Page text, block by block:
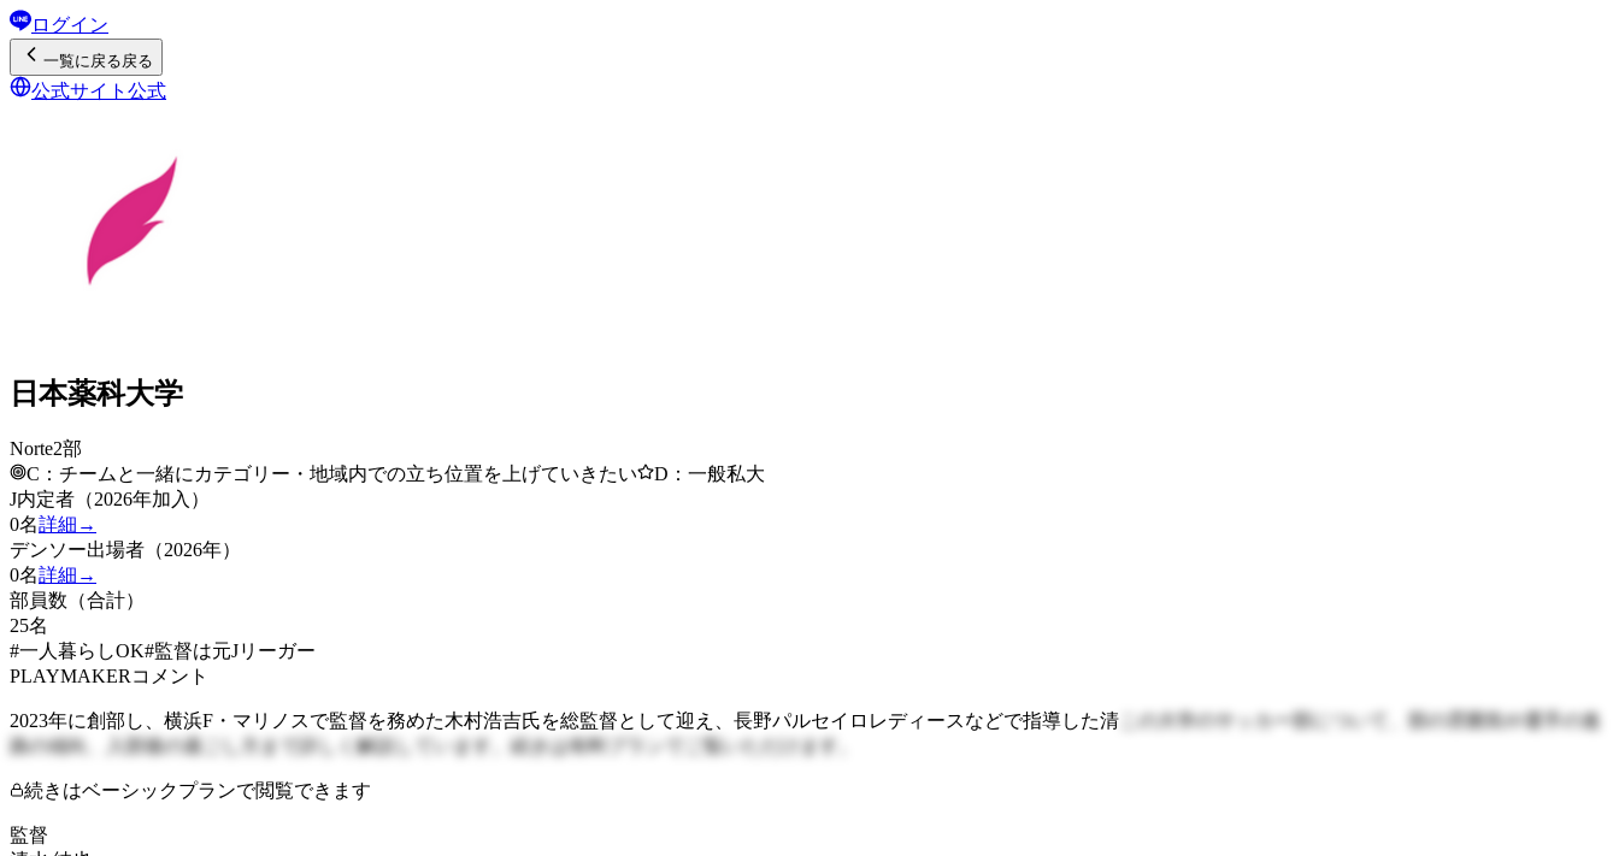
ログイン
一覧に戻る戻る
公式サイト 公式
日本薬科大学
Norte2部
C：チームと一緒にカテゴリー・地域内での立ち位置を上げていきたい
D：一般私大
J内定者（2026年加入）
0名詳細→
デンソー出場者（2026年）
0名詳細→
部員数（合計）
25名
#一人暮らしOK#監督は元Jリーガー
PLAYMAKERコメント
2023年に創部し、横浜F・マリノスで監督を務めた木村浩吉氏を総監督として迎え、長野パルセイロレディースなどで指導した清 この大学のサッカー部について、部の雰囲気や選手の進
路の傾向、入部後の過ごし方まで詳しく解説しています。続きは有料プランでご覧いただけます。
続きはベーシックプランで閲覧できます
監督